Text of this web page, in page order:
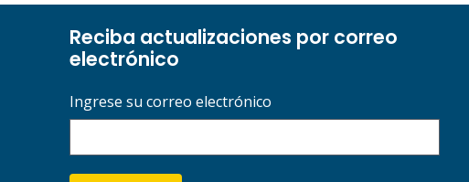
Reciba actualizaciones por correo
electrónico
Ingrese su correo electrónico